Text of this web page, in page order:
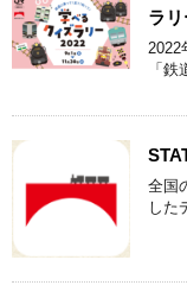
ラリ
2022
「
全国
した